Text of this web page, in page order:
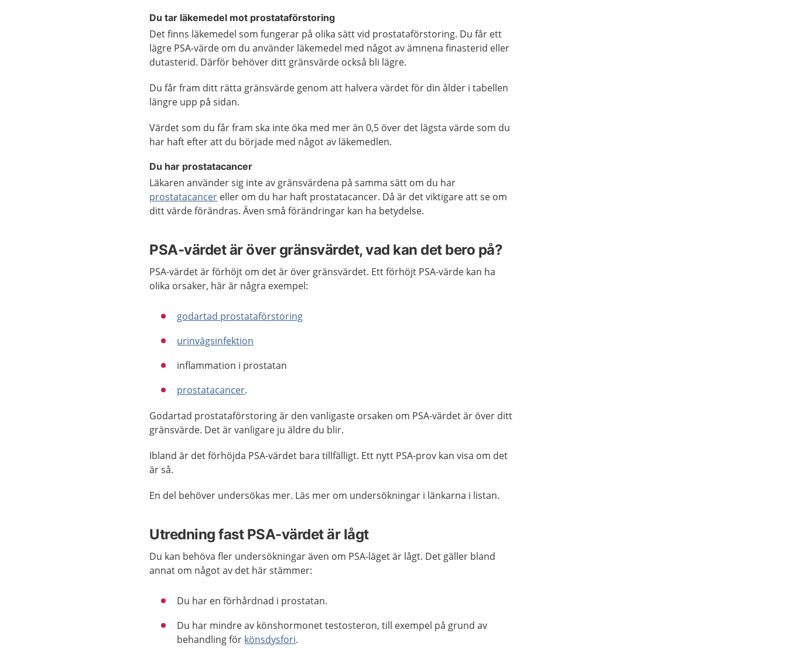
Du tar läkemedel mot prostataförstoring
Det finns läkemedel som fungerar på olika sätt vid prostataförstoring. Du får ett
lägre PSA-värde om du använder läkemedel med något av ämnena finasterid eller
dutasterid. Därför behöver ditt gränsvärde också bli lägre.
Du får fram ditt rätta gränsvärde genom att halvera värdet för din ålder i tabellen
längre upp på sidan.
Värdet som du får fram ska inte öka med mer än 0,5 över det lägsta värde som du
har haft efter att du började med något av läkemedlen.
Du har prostatacancer
Läkaren använder sig inte av gränsvärdena på samma sätt om du har
prostatacancer eller om du har haft prostatacancer. Då är det viktigare att se om
ditt värde förändras. Även små förändringar kan ha betydelse.
PSA-värdet är över gränsvärdet, vad kan det bero på?
PSA-värdet är förhöjt om det är över gränsvärdet. Ett förhöjt PSA-värde kan ha
olika orsaker, här är några exempel:
godartad prostataförstoring
urinvägsinfektion
inflammation i prostatan
prostatacancer.
Godartad prostataförstoring är den vanligaste orsaken om PSA-värdet är över ditt
gränsvärde. Det är vanligare ju äldre du blir.
Ibland är det förhöjda PSA-värdet bara tillfälligt. Ett nytt PSA-prov kan visa om det
är så.
En del behöver undersökas mer. Läs mer om undersökningar i länkarna i listan.
Utredning fast PSA-värdet är lågt
Du kan behöva fler undersökningar även om PSA-läget är lågt. Det gäller bland
annat om något av det här stämmer:
Du har en förhårdnad i prostatan.
Du har mindre av könshormonet testosteron, till exempel på grund av
behandling för könsdysfori.